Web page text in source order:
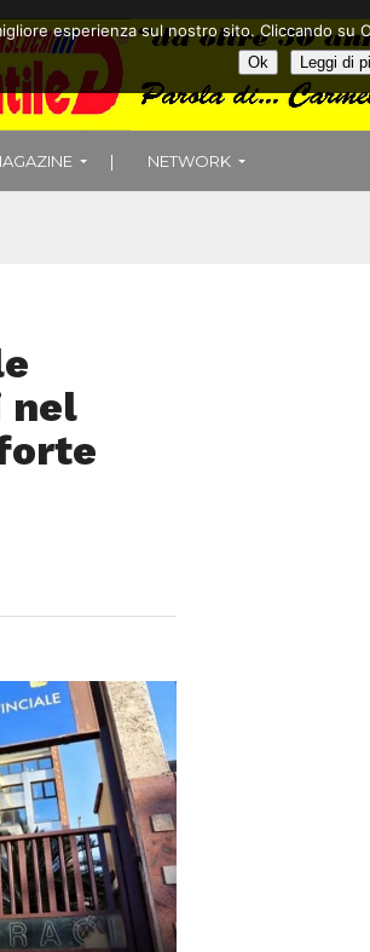
| NETWORK
nel
esperienza sul nostro sito. Cliccando
Ok Leggi di